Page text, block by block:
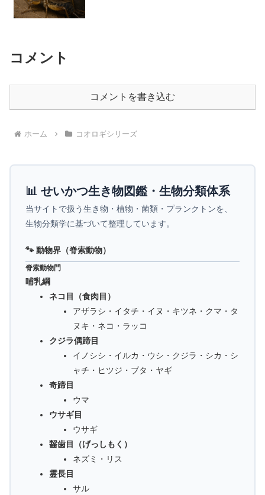
コメント
コメントを書き込む
ホーム コオロギシリーズ
📊 せいかつ生き物図鑑・生物分類体系
当サイトで扱う生き物・植物・菌類・プランクトンを、
生物分類学に基づいて整理しています。
🐾 動物界（脊索動物）
脊索動物門
哺乳綱
ネコ目（食肉目）
アザラシ・イタチ・イヌ・キツネ・クマ・タ
ヌキ・ネコ・ラッコ
クジラ偶蹄目
イノシシ・イルカ・ウシ・クジラ・シカ・シ
ャチ・ヒツジ・ブタ・ヤギ
奇蹄目
ウマ
ウサギ目
ウサギ
齧歯目（げっしもく）
ネズミ・リス
霊長目
サル